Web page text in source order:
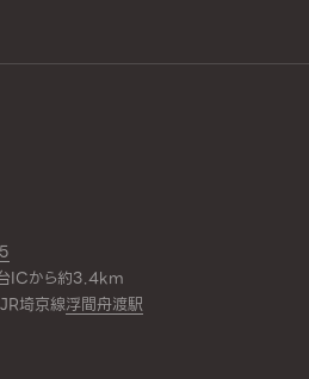
ICから約3.4km
埼京線浮間舟渡駅